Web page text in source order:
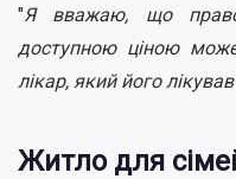
"Я вважаю, що
доступною ціною
лікар, який його
Житло для